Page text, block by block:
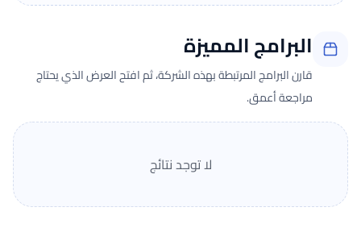
البرامج المميزة
قارن البرامج المرتبطة بهذه الشركة، ثم افتح العرض الذي يحتاج
مراجعة أعمق.
لا توجد نتائج